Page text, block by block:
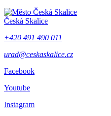
Česká Skalice
+420 491 490 011
urad@ceskaskalice.cz
Facebook
Youtube
Instagram